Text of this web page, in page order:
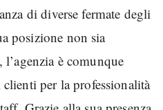
di diverse fermate degli
posizione non sia
è comunque
per la professionalità